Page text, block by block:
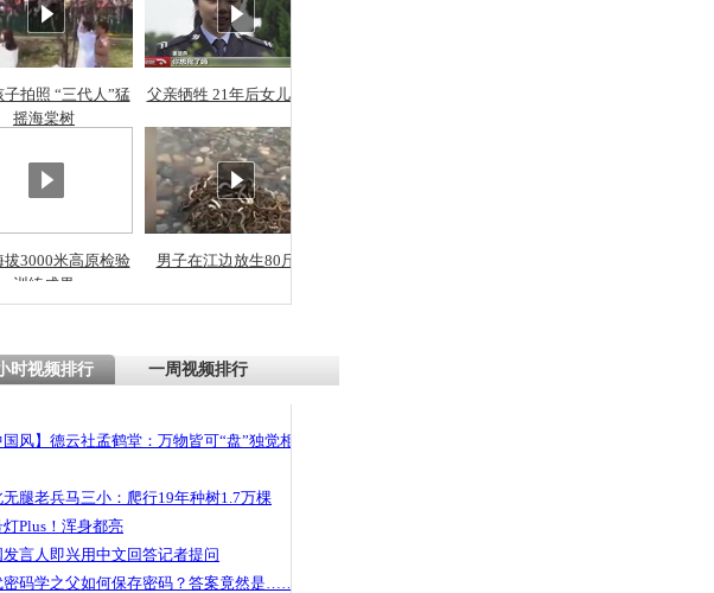
探访传承四千年传统习
俗：近万民众为娥皇女
英省亲送行
小伙骑车逆行被查情绪
崩溃 网上回答崩溃原
四川兴文苗乡上万人欢
魂
贵州榕江侗族上演“西
瓜大战”
子拍照 “三代人”猛
摇海棠树
父亲牺牲 21年后女儿从警
拔3000米高原检验
训练成果
男子在江边放生80斤蛇
时视频排行 一周视频排行
国风】德云社孟鹤堂：万物皆可“盘”独觉相声
无腿老兵马三小：爬行19年种树1.7万棵
Plus！浑身都亮
发言人即兴用中文回答记者提问
密码学之父如何保存密码？答案竟然是……